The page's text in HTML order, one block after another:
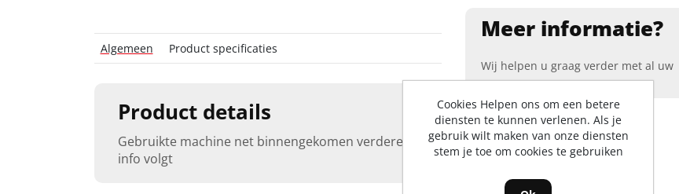
Product details
Gebruikte machine net binnengekomen verdere
info volgt
Algemeen Product specificaties
Motor
Standaard maaisysteem
Meer informatie?
Wij helpen u graag verder met al uw
vragen.
Cookies Helpen ons om een betere
diensten te kunnen verlenen. Als je
gebruik wilt maken van onze diensten
stem je toe om cookies te gebruiken